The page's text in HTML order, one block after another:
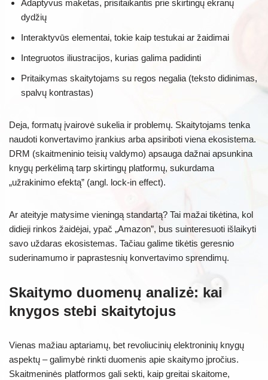
Adaptyvus maketas, prisitaikantis prie skirtingų ekranų
dydžių
Interaktyvūs elementai, tokie kaip testukai ar žaidimai
Integruotos iliustracijos, kurias galima padidinti
Pritaikymas skaitytojams su regos negalia (teksto didinimas,
spalvų kontrastas)
Deja, formatų įvairovė sukelia ir problemų. Skaitytojams tenka
naudoti konvertavimo įrankius arba apsiriboti viena ekosistema.
DRM (skaitmeninio teisių valdymo) apsauga dažnai apsunkina
knygų perkėlimą tarp skirtingų platformų, sukurdama
„užrakinimo efektą” (angl. lock-in effect).
Ar ateityje matysime vieningą standartą? Tai mažai tikėtina, kol
didieji rinkos žaidėjai, ypač „Amazon”, bus suinteresuoti išlaikyti
savo uždaras ekosistemas. Tačiau galime tikėtis geresnio
suderinamumo ir paprastesnių konvertavimo sprendimų.
Skaitymo duomenų analizė: kai
knygos stebi skaitytojus
Vienas mažiau aptariamų, bet revoliucinių elektroninių knygų
aspektų – galimybė rinkti duomenis apie skaitymo įpročius.
Skaitmeninės platformos gali sekti, kaip greitai skaitome,